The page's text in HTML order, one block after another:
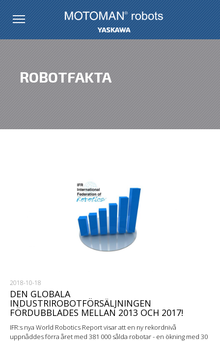
ROBOTFAKTA
2018-10-18
DEN GLOBALA
INDUSTRIROBOTFÖRSÄLJNINGEN
FÖRDUBBLADES MELLAN 2013 OCH 2017!
IFR:s nya World Robotics Report visar att en ny rekordnivå
uppnåddes förra året med 381 000 sålda robotar - en ökning med 30